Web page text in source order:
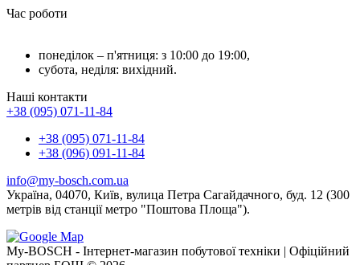
Час роботи
понеділок – п'ятниця: з 10:00 до 19:00,
субота, неділя: вихідний.
Наші контакти
+38 (095) 071-11-84
+38 (095) 071-11-84
+38 (096) 091-11-84
info@my-bosch.com.ua
Україна, 04070, Київ, вулица Петра Сагайдачного, буд. 12 (300
метрів від станції метро "Поштова Площа").
My-BOSCH - Інтернет-магазин побутової техніки | Офіційний